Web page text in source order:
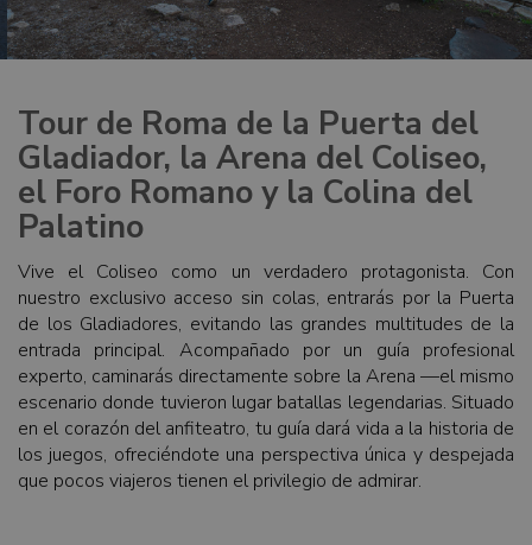
Tour de Roma de la Puerta del
Gladiador, la Arena del Coliseo,
el Foro Romano y la Colina del
Palatino
Vive el Coliseo como un verdadero protagonista. Con
nuestro exclusivo acceso sin colas, entrarás por la Puerta
de los Gladiadores, evitando las grandes multitudes de la
entrada principal. Acompañado por un guía profesional
experto, caminarás directamente sobre la Arena —el mismo
escenario donde tuvieron lugar batallas legendarias. Situado
en el corazón del anfiteatro, tu guía dará vida a la historia de
los juegos, ofreciéndote una perspectiva única y despejada
que pocos viajeros tienen el privilegio de admirar.